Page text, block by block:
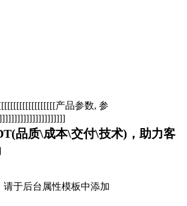
产品参数, 参
品质\成本\交付\技术)，助力客
请于后台属性模板中添加